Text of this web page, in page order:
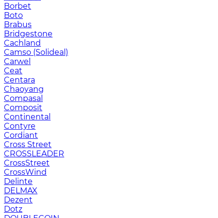
Borbet
Boto
Brabus
Bridgestone
Cachland
Camso (Solideal)
Carwel
Ceat
Centara
Chaoyang
Compasal
Composit
Continental
Contyre
Cordiant
Cross Street
CROSSLEADER
CrossStreet
CrossWind
Delinte
DELMAX
Dezent
Dotz